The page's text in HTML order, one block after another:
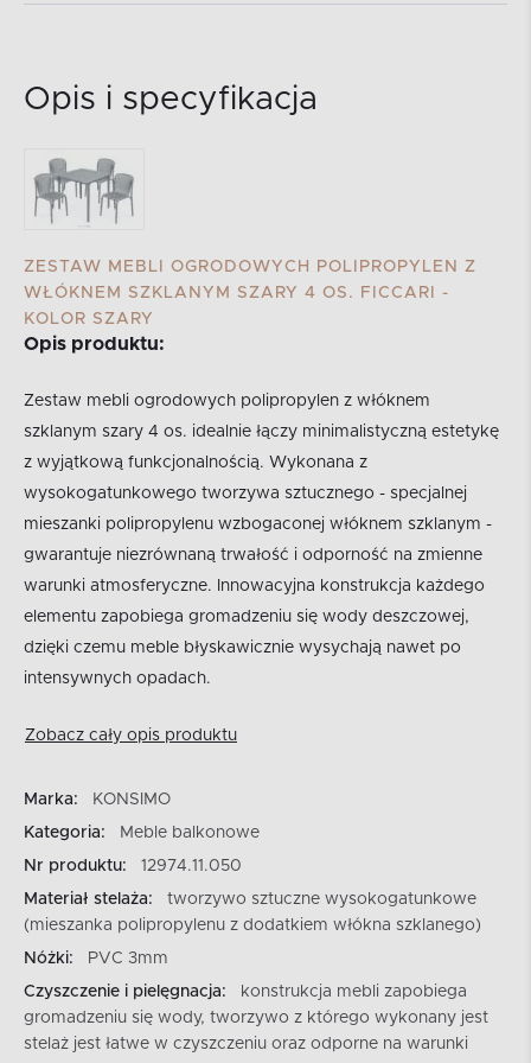
Opis i specyfikacja
ZESTAW MEBLI OGRODOWYCH POLIPROPYLEN Z
WŁÓKNEM SZKLANYM SZARY 4 OS. FICCARI -
KOLOR SZARY
Opis produktu:
Zestaw mebli ogrodowych polipropylen z włóknem
szklanym szary 4 os. idealnie łączy minimalistyczną estetykę
z wyjątkową funkcjonalnością. Wykonana z
wysokogatunkowego tworzywa sztucznego - specjalnej
mieszanki polipropylenu wzbogaconej włóknem szklanym -
gwarantuje niezrównaną trwałość i odporność na zmienne
warunki atmosferyczne. Innowacyjna konstrukcja każdego
elementu zapobiega gromadzeniu się wody deszczowej,
dzięki czemu meble błyskawicznie wysychają nawet po
intensywnych opadach.
Zobacz cały opis produktu
Marka:
KONSIMO
Kategoria:
Meble balkonowe
Nr produktu:
12974.11.050
Materiał stelaża:
tworzywo sztuczne wysokogatunkowe
(mieszanka polipropylenu z dodatkiem włókna szklanego)
Nóżki:
PVC 3mm
Czyszczenie i pielęgnacja:
konstrukcja mebli zapobiega
gromadzeniu się wody, tworzywo z którego wykonany jest
stelaż jest łatwe w czyszczeniu oraz odporne na warunki